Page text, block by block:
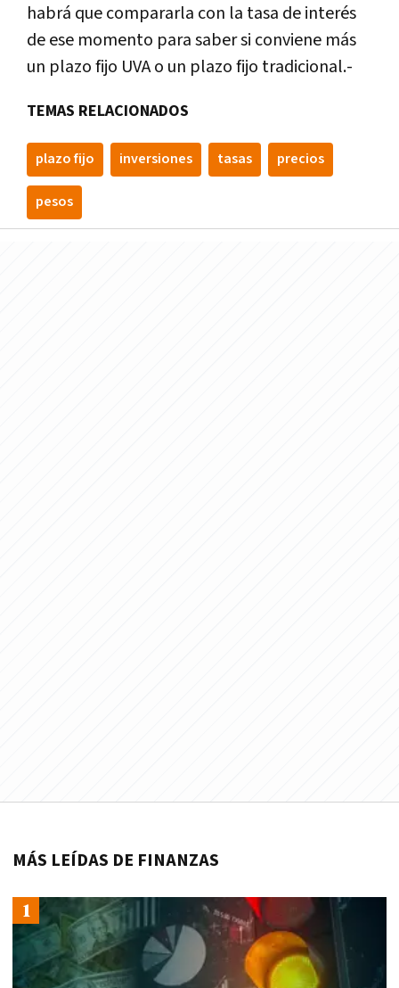
habrá que compararla con la tasa de interés
de ese momento para saber si conviene más
un plazo fijo UVA o un plazo fijo tradicional.-
TEMAS RELACIONADOS
plazo fijo inversiones tasas precios
pesos
MÁS LEÍDAS DE FINANZAS